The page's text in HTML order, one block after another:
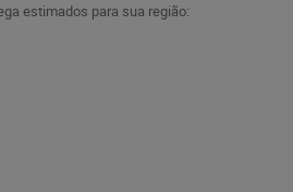
estimados para sua região: